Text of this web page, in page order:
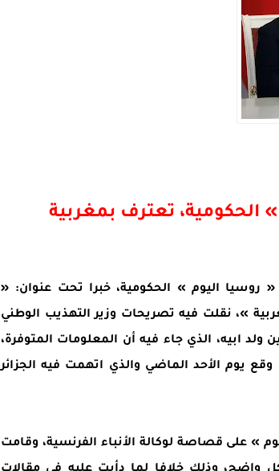
الحكومية، تعترف بمغربية
« روسيا اليوم » الحكومية، خبرا تحت عنوان: «
»، نقلت فيه تصريحات وزير التهذيب الوطني
ولد ابيه، الذي جاء فيه أن المعلومات المتوفرة،
يوم الأحد الماضي والذي اتهمت فيه الجزائر
» على قصاصة لوكالة الأنباء الفرنسية، وقامت